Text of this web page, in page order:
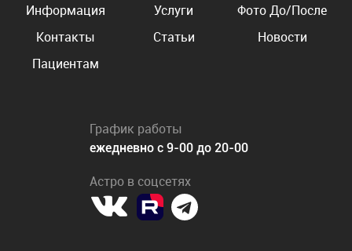
Информация
Услуги
Фото До/После
Контакты
Статьи
Новости
Пациентам
График работы
ежедневно с 9-00 до 20-00
Астро в соцсетях